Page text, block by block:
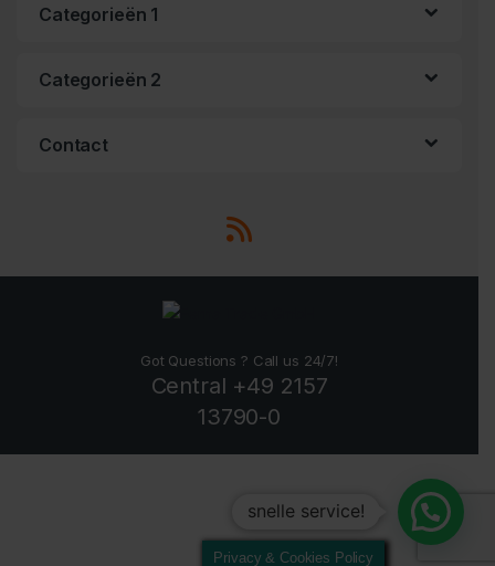
Categorieën 1
Categorieën 2
Contact
Got Questions ? Call us 24/7!
Central +49 2157
13790-0
Privacy & Cookies Policy
snelle service!